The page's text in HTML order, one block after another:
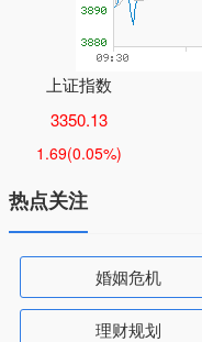
上证指数
3350.13
1.69(0.05%)
热点关注
婚姻危机
理财规划